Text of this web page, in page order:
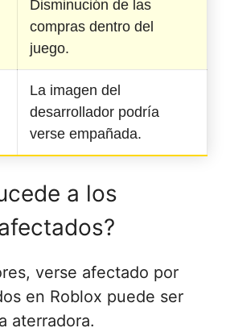
Disminución de las
compras dentro del
juego.
La imagen del
desarrollador podría
verse empañada.
a los
verse afectado por
en Roblox puede ser
aterradora.